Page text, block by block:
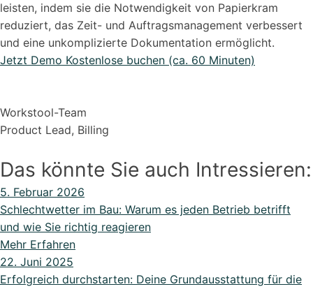
leisten, indem sie die Notwendigkeit von Papierkram
reduziert, das Zeit- und Auftragsmanagement verbessert
und eine unkomplizierte Dokumentation ermöglicht.
Jetzt Demo Kostenlose buchen (ca. 60 Minuten)
Workstool-Team
Product Lead, Billing
Das könnte Sie auch Intressieren:
5. Februar 2026
Schlechtwetter im Bau: Warum es jeden Betrieb betrifft
und wie Sie richtig reagieren
Mehr Erfahren
22. Juni 2025
Erfolgreich durchstarten: Deine Grundausstattung für die